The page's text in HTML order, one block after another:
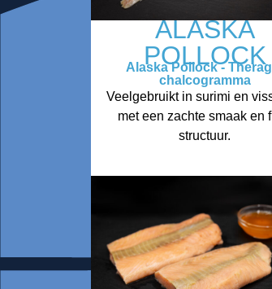
ALASKA
POLLOCK
Alaska Pollock -
chalcogramma
Veelgebruikt in surimi en
met een zachte smaak en
structuur.